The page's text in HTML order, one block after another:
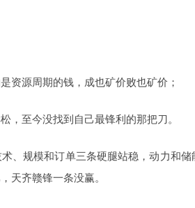
资源周期的钱，成也矿价败也矿价；
，至今没找到自己最锋利的那把刀。
、规模和订单三条硬腿站稳，动力和
天齐赣锋一条没赢。